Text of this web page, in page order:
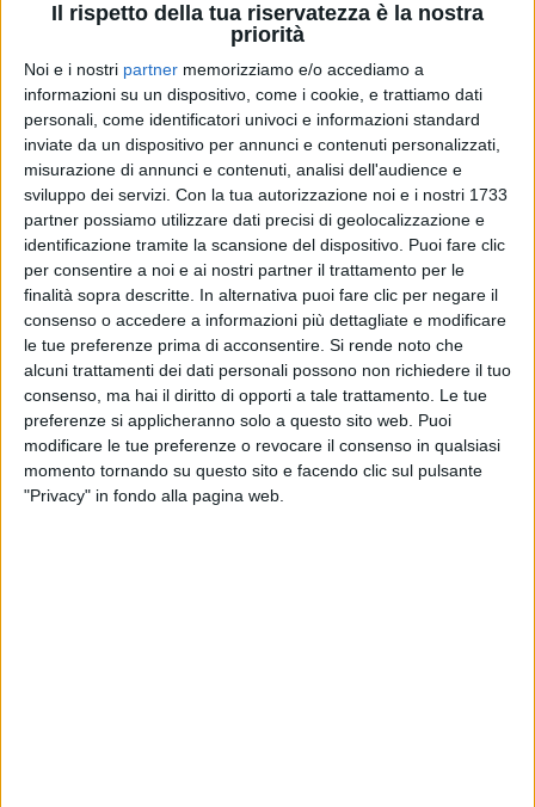
Il rispetto della tua riservatezza è la nostra
priorità
Noi e i nostri partner memorizziamo e/o accediamo a
informazioni su un dispositivo, come i cookie, e trattiamo dati
personali, come identificatori univoci e informazioni standard
inviate da un dispositivo per annunci e contenuti personalizzati,
misurazione di annunci e contenuti, analisi dell'audience e
sviluppo dei servizi. Con la tua autorizzazione noi e i nostri 1733
partner possiamo utilizzare dati precisi di geolocalizzazione e
identificazione tramite la scansione del dispositivo. Puoi fare clic
per consentire a noi e ai nostri partner il trattamento per le
finalità sopra descritte. In alternativa puoi fare clic per negare il
consenso o accedere a informazioni più dettagliate e modificare
le tue preferenze prima di acconsentire. Si rende noto che
alcuni trattamenti dei dati personali possono non richiedere il tuo
consenso, ma hai il diritto di opporti a tale trattamento. Le tue
preferenze si applicheranno solo a questo sito web. Puoi
modificare le tue preferenze o revocare il consenso in qualsiasi
momento tornando su questo sito e facendo clic sul pulsante
"Privacy" in fondo alla pagina web.
Un post condiviso da ACHILLE LAURO® (@achilleidol)
“Achille Lauro Summer Fest – A Rave before
l'Iliade
” partirà con i primi 8 appuntamenti il 13 luglio
Brescia
– Brescia Summer Music, Arena Campo
Marte per proseguire poi il 19 luglio aMirano
Mirano Summer Festival, il 14 agosto aCattolica–
Arena della Regina, il 17 agosto aForte dei Marmi
(LU) - Villa Bertelli Live, il 21 agosto aCorigliano-
Rossano(CS) – Anfiteatro De Rosis, il 23 agosto a
Catania– Sotto Il Vulcano Fest, Villa Bellini, il 24
agosto a Palermo– Dream Pop Festival, Teatro di